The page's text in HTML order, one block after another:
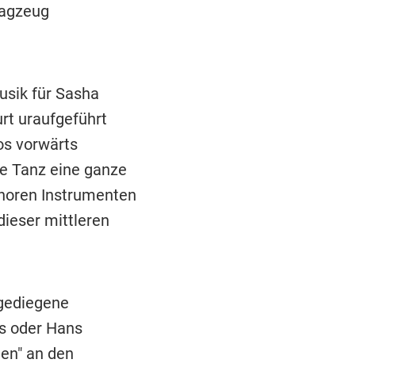
für Sasha
uraufgeführt
vorwärts
Tanz eine ganze
Instrumenten
mittleren
oder Hans
an den